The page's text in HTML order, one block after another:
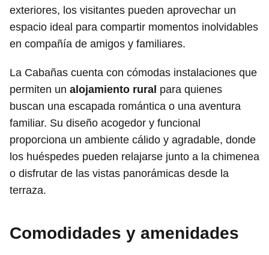
exteriores, los visitantes pueden aprovechar un
espacio ideal para compartir momentos inolvidables
en compañía de amigos y familiares.
La Cabañas cuenta con cómodas instalaciones que
permiten un alojamiento rural para quienes
buscan una escapada romántica o una aventura
familiar. Su diseño acogedor y funcional
proporciona un ambiente cálido y agradable, donde
los huéspedes pueden relajarse junto a la chimenea
o disfrutar de las vistas panorámicas desde la
terraza.
Comodidades y amenidades